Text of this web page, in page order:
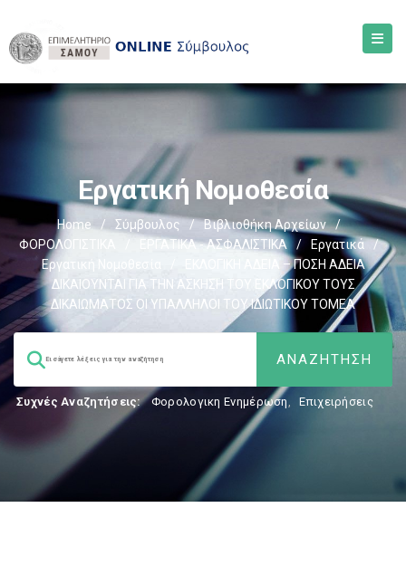
Εργατική Νομοθεσία
Home / Σύμβουλος / Βιβλιοθήκη Αρχείων
/
ΦΟΡΟΛΟΓΙΣΤΙΚΑ
ΕΡΓΑΤΙΚΑ - ΑΣΦΑΛΙΣΤΙΚΑ / Εργατικά
/
Εργατική Νομοθεσία
ΕΚΛΟΓΙΚΗ ΑΔΕΙΑ – ΠΟΣΗ ΑΔΕΙΑ
ΔΙΚΑΙΟΥΝΤΑΙ ΓΙΑ ΤΗΝ ΑΣΚΗΣΗ ΤΟΥ ΕΚΛΟΓΙΚΟΥ ΤΟΥΣ
ΔΙΚΑΙΩΜΑΤΟΣ ΟΙ ΥΠΑΛΛΗΛΟΙ ΤΟΥ ΙΔΙΩΤΙΚΟΥ ΤΟΜΕΑ
Συχνές Αναζητήσεις: Φορολογικη Ενημέρωση, Επιχειρήσεις